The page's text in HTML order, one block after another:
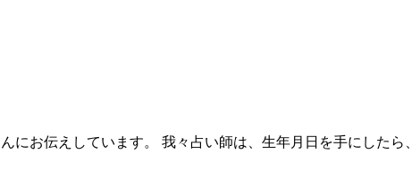
にお伝えしています。 我々占い師は、生年月日を手にしたら、